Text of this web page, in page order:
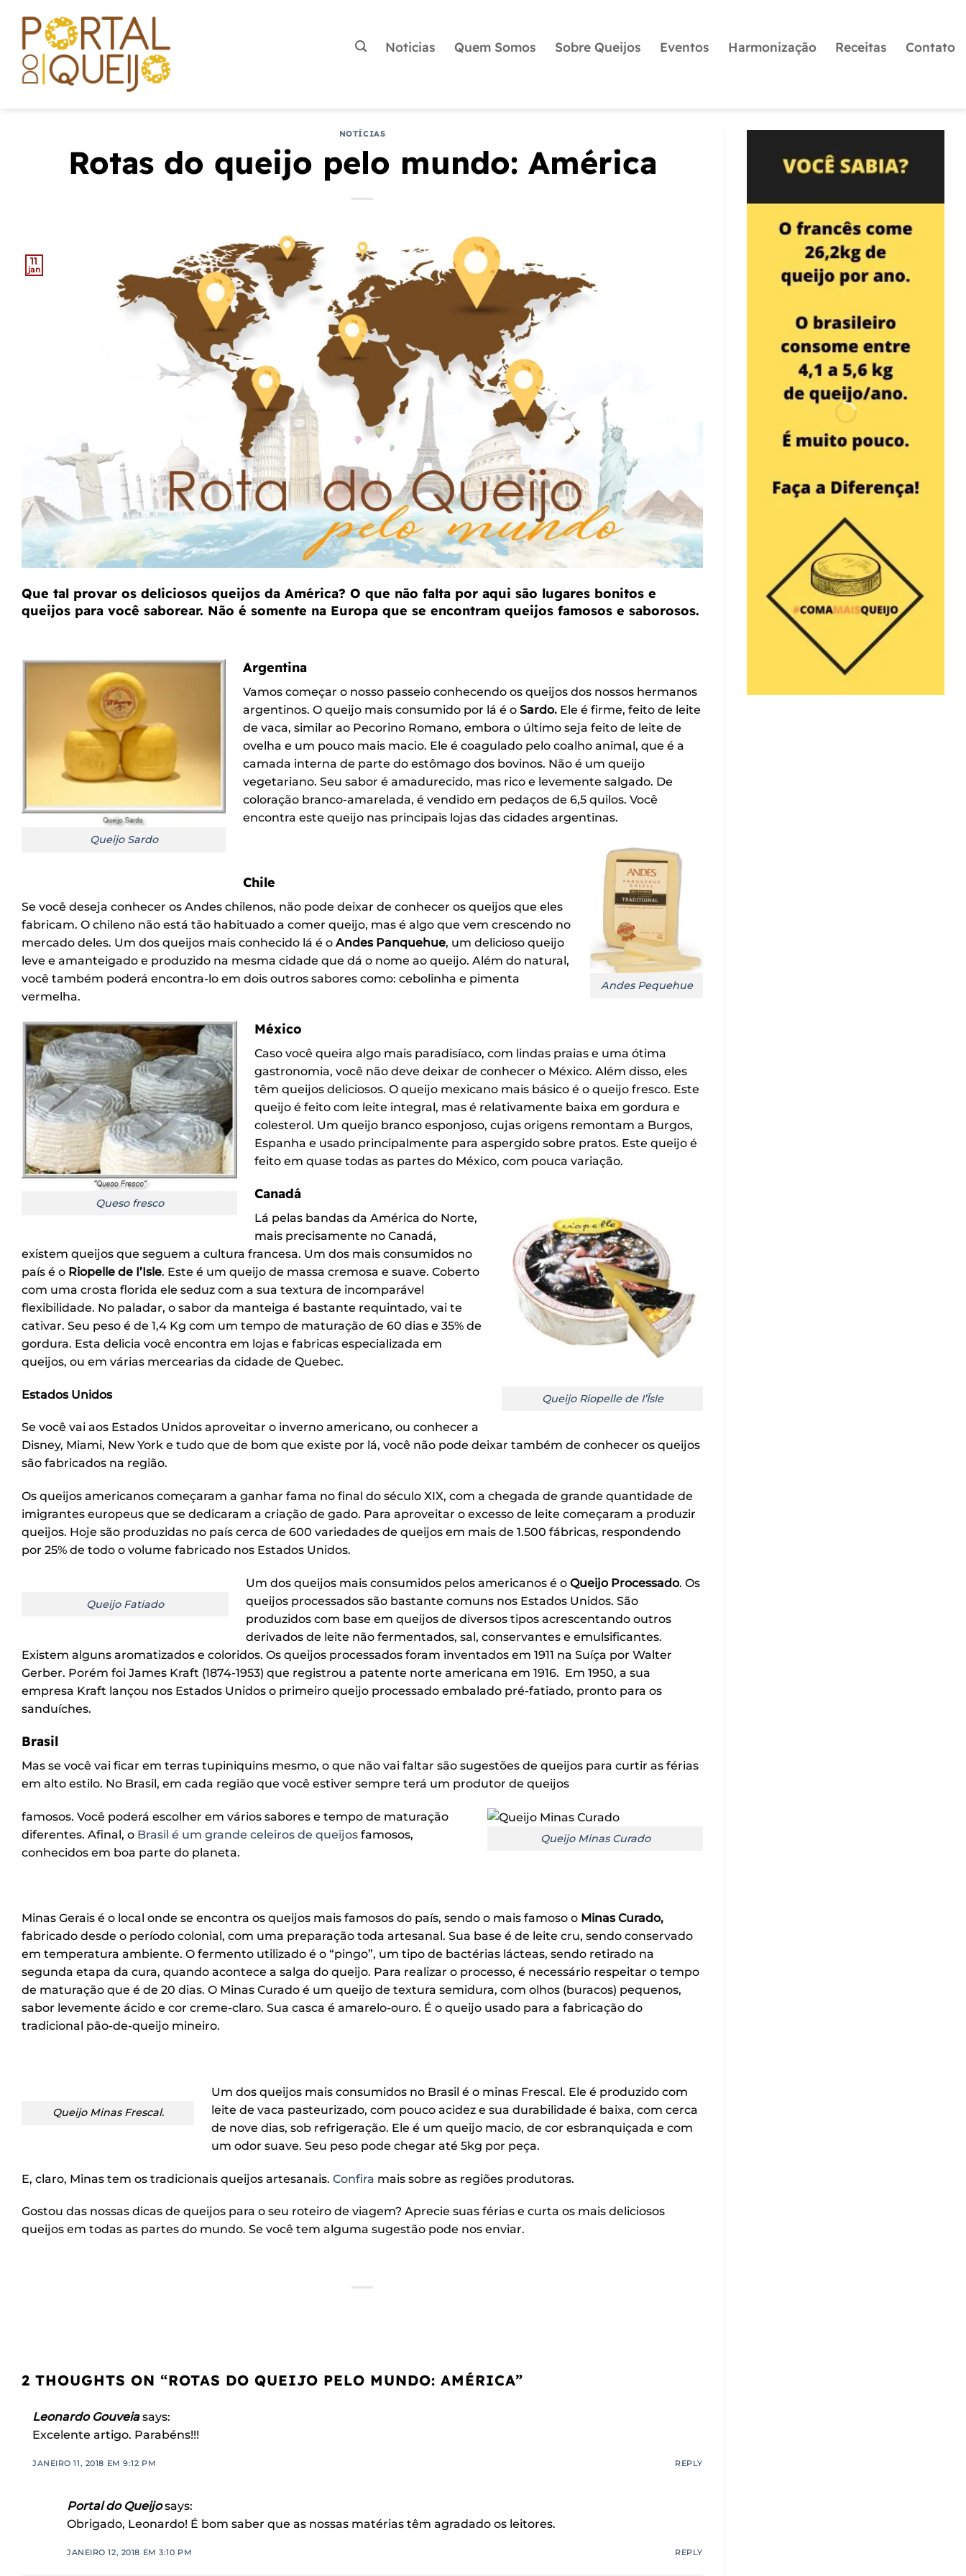
Noticias Quem Somos Sobre Queijos Eventos Harmonização Receitas Contato
NOTÍCIAS
Rotas do queijo pelo mundo: América
11
jan
Que tal provar os deliciosos queijos da América? O que não falta por aqui são lugares bonitos e
queijos para você saborear. Não é somente na Europa que se encontram queijos famosos e saborosos.
Queijo Sardo
Argentina
Vamos começar o nosso passeio conhecendo os queijos dos nossos hermanos
argentinos. O queijo mais consumido por lá é o Sardo. Ele é firme, feito de leite
de vaca, similar ao Pecorino Romano, embora o último seja feito de leite de
ovelha e um pouco mais macio. Ele é coagulado pelo coalho animal, que é a
camada interna de parte do estômago dos bovinos. Não é um queijo
vegetariano. Seu sabor é amadurecido, mas rico e levemente salgado. De
coloração branco-amarelada, é vendido em pedaços de 6,5 quilos. Você
encontra este queijo nas principais lojas das cidades argentinas.
Andes Pequehue
Chile
Se você deseja conhecer os Andes chilenos, não pode deixar de conhecer os queijos que eles
fabricam. O chileno não está tão habituado a comer queijo, mas é algo que vem crescendo no
mercado deles. Um dos queijos mais conhecido lá é o Andes Panquehue, um delicioso queijo
leve e amanteigado e produzido na mesma cidade que dá o nome ao queijo. Além do natural,
você também poderá encontra-lo em dois outros sabores como: cebolinha e pimenta
vermelha.
Queso fresco
México
Caso você queira algo mais paradisíaco, com lindas praias e uma ótima
gastronomia, você não deve deixar de conhecer o México. Além disso, eles
têm queijos deliciosos. O queijo mexicano mais básico é o queijo fresco. Este
queijo é feito com leite integral, mas é relativamente baixa em gordura e
colesterol. Um queijo branco esponjoso, cujas origens remontam a Burgos,
Espanha e usado principalmente para aspergido sobre pratos. Este queijo é
feito em quase todas as partes do México, com pouca variação.
Queijo Riopelle de I’Îsle
Canadá
Lá pelas bandas da América do Norte,
mais precisamente no Canadá,
existem queijos que seguem a cultura francesa. Um dos mais consumidos no
país é o Riopelle de I’Isle. Este é um queijo de massa cremosa e suave. Coberto
com uma crosta florida ele seduz com a sua textura de incomparável
flexibilidade. No paladar, o sabor da manteiga é bastante requintado, vai te
cativar. Seu peso é de 1,4 Kg com um tempo de maturação de 60 dias e 35% de
gordura. Esta delicia você encontra em lojas e fabricas especializada em
queijos, ou em várias mercearias da cidade de Quebec.
Estados Unidos
Se você vai aos Estados Unidos aproveitar o inverno americano, ou conhecer a
Disney, Miami, New York e tudo que de bom que existe por lá, você não pode deixar também de conhecer os queijos
são fabricados na região.
Os queijos americanos começaram a ganhar fama no final do século XIX, com a chegada de grande quantidade de
imigrantes europeus que se dedicaram a criação de gado. Para aproveitar o excesso de leite começaram a produzir
queijos. Hoje são produzidas no país cerca de 600 variedades de queijos em mais de 1.500 fábricas, respondendo
por 25% de todo o volume fabricado nos Estados Unidos.
Queijo Fatiado
Um dos queijos mais consumidos pelos americanos é o Queijo Processado. Os
queijos processados são bastante comuns nos Estados Unidos. São
produzidos com base em queijos de diversos tipos acrescentando outros
derivados de leite não fermentados, sal, conservantes e emulsificantes.
Existem alguns aromatizados e coloridos. Os queijos processados foram inventados em 1911 na Suíça por Walter
Gerber. Porém foi James Kraft (1874-1953) que registrou a patente norte americana em 1916. Em 1950, a sua
empresa Kraft lançou nos Estados Unidos o primeiro queijo processado embalado pré-fatiado, pronto para os
sanduíches.
Brasil
Mas se você vai ficar em terras tupiniquins mesmo, o que não vai faltar são sugestões de queijos para curtir as férias
em alto estilo. No Brasil, em cada região que você estiver sempre terá um produtor de queijos
Queijo Minas Curado
famosos. Você poderá escolher em vários sabores e tempo de maturação
diferentes. Afinal, o Brasil é um grande celeiros de queijos famosos,
conhecidos em boa parte do planeta.
Minas Gerais é o local onde se encontra os queijos mais famosos do país, sendo o mais famoso o Minas Curado,
fabricado desde o período colonial, com uma preparação toda artesanal. Sua base é de leite cru, sendo conservado
em temperatura ambiente. O fermento utilizado é o “pingo”, um tipo de bactérias lácteas, sendo retirado na
segunda etapa da cura, quando acontece a salga do queijo. Para realizar o processo, é necessário respeitar o tempo
de maturação que é de 20 dias. O Minas Curado é um queijo de textura semidura, com olhos (buracos) pequenos,
sabor levemente ácido e cor creme-claro. Sua casca é amarelo-ouro. É o queijo usado para a fabricação do
tradicional pão-de-queijo mineiro.
Queijo Minas Frescal.
Um dos queijos mais consumidos no Brasil é o minas Frescal. Ele é produzido com
leite de vaca pasteurizado, com pouco acidez e sua durabilidade é baixa, com cerca
de nove dias, sob refrigeração. Ele é um queijo macio, de cor esbranquiçada e com
um odor suave. Seu peso pode chegar até 5kg por peça.
E, claro, Minas tem os tradicionais queijos artesanais. Confira mais sobre as regiões produtoras.
Gostou das nossas dicas de queijos para o seu roteiro de viagem? Aprecie suas férias e curta os mais deliciosos
queijos em todas as partes do mundo. Se você tem alguma sugestão pode nos enviar.
2 THOUGHTS ON “ROTAS DO QUEIJO PELO MUNDO: AMÉRICA”
Leonardo Gouveia says:
Excelente artigo. Parabéns!!!
JANEIRO 11, 2018 EM 9:12 PM REPLY
Portal do Queijo says:
Obrigado, Leonardo! É bom saber que as nossas matérias têm agradado os leitores.
JANEIRO 12, 2018 EM 3:10 PM REPLY